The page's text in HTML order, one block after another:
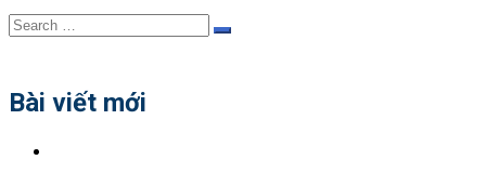
Search
Search
Bài viết mới